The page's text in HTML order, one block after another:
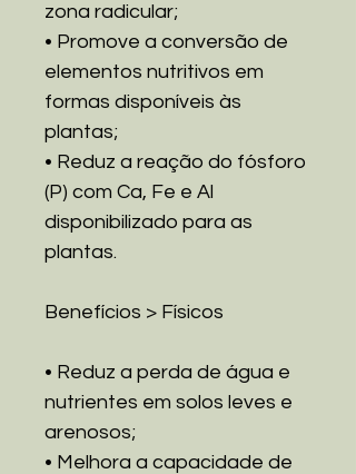
zona radicular;
• Promove a conversão de
elementos nutritivos em
formas disponíveis às
plantas;
• Reduz a reação do fósforo
(P) com Ca, Fe e Al
disponibilizado para as
plantas.
Benefícios > Físicos
• Reduz a perda de água e
nutrientes em solos leves e
arenosos;
• Melhora a capacidade de